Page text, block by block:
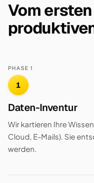
Vom
PHASE 1
1
Daten-Inventur
Wir kartieren Ihre
Cloud, E-Mails). Sie
werden.